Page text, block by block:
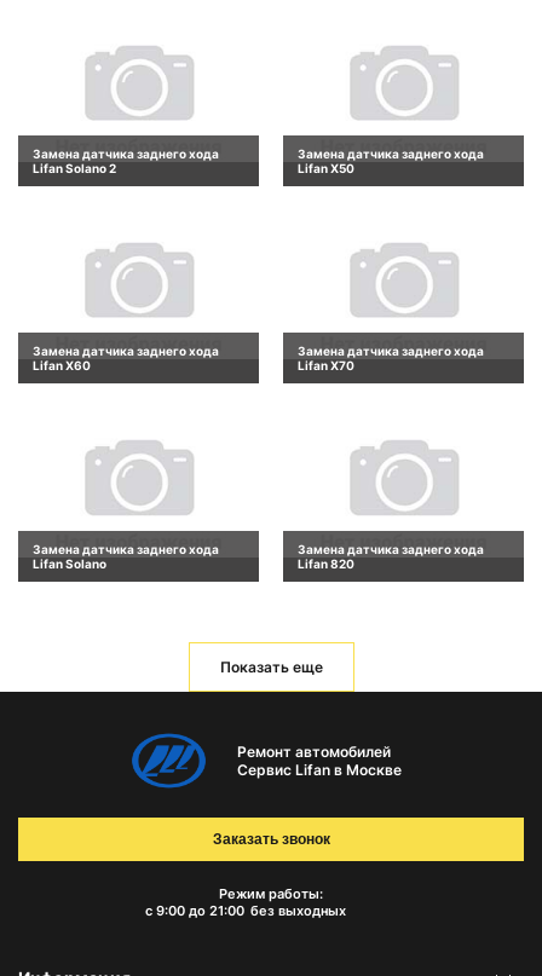
Замена датчика заднего хода
Lifan Solano 2
Замена датчика заднего хода
Lifan X50
Замена датчика заднего хода
Lifan X60
Замена датчика заднего хода
Lifan X70
Замена датчика заднего хода
Lifan Solano
Замена датчика заднего хода
Lifan 820
Показать еще
Ремонт автомобилей
Сервис Lifan в Москве
Режим работы:
с 9:00 до 21:00 без выходных
Заказать звонок